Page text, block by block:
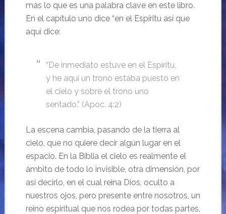
más lo que es una palabra clave en este libro.
En el capítulo uno dice “en el Espíritu así que
aquí dice:
“De inmediato estuve en el Espíritu,
y he aquí un trono estaba puesto en
el cielo y sobre el trono uno
sentado.” (Apoc. 4:2)
La escena cambia, pasando de la tierra al
cielo, que no quiere decir algún lugar en el
espacio. En la Biblia el cielo es realmente el
ámbito de todo lo invisible, otra dimensión, por
así decirlo, en el cual reina Dios, oculto a
nuestros ojos, pero presente entre nosotros, un
reino espiritual que nos rodea por todas partes,